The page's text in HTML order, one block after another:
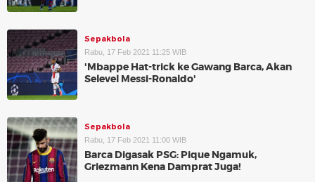
Sepakbola
Rabu, 17 Feb 2021 11:25 WIB
'Mbappe Hat-trick ke Gawang Barca, Akan
Selevel Messi-Ronaldo'
Sepakbola
Rabu, 17 Feb 2021 11:00 WIB
Barca Digasak PSG: Pique Ngamuk,
Griezmann Kena Damprat Juga!